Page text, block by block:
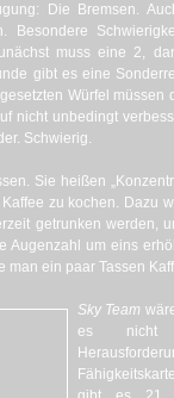
Die Bremsen.
Besondere
muss eine 2,
gibt es eine
Würfel
nicht unbedingt
Schwierig.
Sie heißen
zu kochen. Dazu
getrunken werden,
Augenzahl um eins
man ein paar Tassen
Sky Team
es nicht